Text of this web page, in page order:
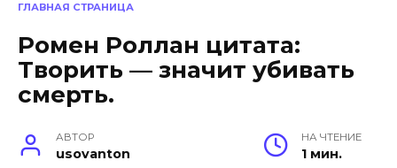
ГЛАВНАЯ СТРАНИЦА
Ромен Роллан цитата:
Творить — значит убивать
смерть.
АВТОР
usovanton
НА ЧТЕНИЕ
1 мин.